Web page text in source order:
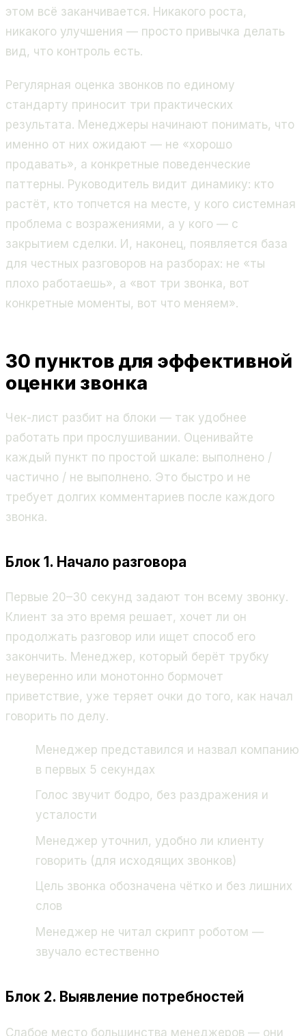
этом всё заканчивается. Никакого роста,
никакого улучшения — просто привычка делать
вид, что контроль есть.
Регулярная оценка звонков по единому
стандарту приносит три практических
результата. Менеджеры начинают понимать, что
именно от них ожидают — не «хорошо
продавать», а конкретные поведенческие
паттерны. Руководитель видит динамику: кто
растёт, кто топчется на месте, у кого системная
проблема с возражениями, а у кого — с
закрытием сделки. И, наконец, появляется база
для честных разговоров на разборах: не «ты
плохо работаешь», а «вот три звонка, вот
конкретные моменты, вот что меняем».
30 пунктов для эффективной
оценки звонка
Чек-лист разбит на блоки — так удобнее
работать при прослушивании. Оценивайте
каждый пункт по простой шкале: выполнено /
частично / не выполнено. Это быстро и не
требует долгих комментариев после каждого
звонка.
Блок 1. Начало разговора
Первые 20–30 секунд задают тон всему звонку.
Клиент за это время решает, хочет ли он
продолжать разговор или ищет способ его
закончить. Менеджер, который берёт трубку
неуверенно или монотонно бормочет
приветствие, уже теряет очки до того, как начал
говорить по делу.
Менеджер представился и назвал компанию
в первых 5 секундах
Голос звучит бодро, без раздражения и
усталости
Менеджер уточнил, удобно ли клиенту
говорить (для исходящих звонков)
Цель звонка обозначена чётко и без лишних
слов
Менеджер не читал скрипт роботом —
звучало естественно
Блок 2. Выявление потребностей
Слабое место большинства менеджеров — они